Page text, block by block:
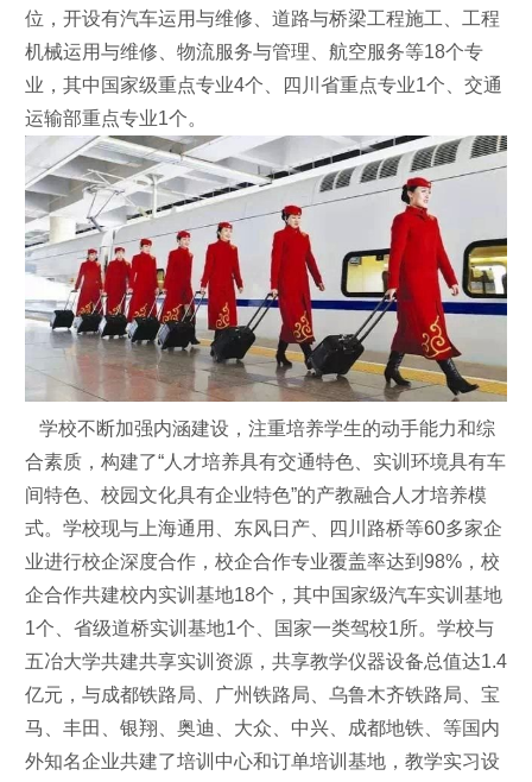
位，开设有汽车运用与维修、道路与桥梁工程施工、工程
机械运用与维修、物流服务与管理、航空服务等18个专
业，其中国家级重点专业4个、四川省重点专业1个、交通
运输部重点专业1个。
学校不断加强内涵建设，注重培养学生的动手能力和综
合素质，构建了“人才培养具有交通特色、实训环境具有车
间特色、校园文化具有企业特色”的产教融合人才培养模
式。学校现与上海通用、东风日产、四川路桥等60多家企
业进行校企深度合作，校企合作专业覆盖率达到98%，校
企合作共建校内实训基地18个，其中国家级汽车实训基地
1个、省级道桥实训基地1个、国家一类驾校1所。学校与
五冶大学共建共享实训资源，共享教学仪器设备总值达1.4
亿元，与成都铁路局、广州铁路局、乌鲁木齐铁路局、宝
马、丰田、银翔、奥迪、大众、中兴、成都地铁、等国内
外知名企业共建了培训中心和订单培训基地，教学实习设